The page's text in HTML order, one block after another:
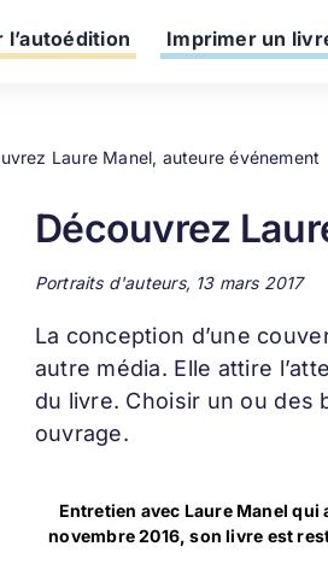
l’autoédition Imprimer un
Laure Manel, auteure événement
Découvrez
Portraits d'auteurs, 13 mars 2017
La conception d’une
autre média. Elle attire
du livre. Choisir un ou des
ouvrage.
Entretien avec Laure Manel qui
novembre 2016, son livre est